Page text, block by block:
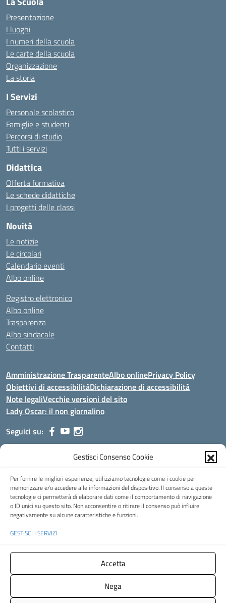
Gestisci Consenso Cookie
Per fornire le migliori esperienze, utilizziamo tecnologie come i cookie per
memorizzare e/o accedere alle informazioni del dispositivo. Il consenso a queste
tecnologie ci permetterà di elaborare dati come il comportamento di navigazione
o ID unici su questo sito. Non acconsentire o ritirare il consenso può influire
negativamente su alcune caratteristiche e funzioni.
GESTISCI I SERVIZI
Accetta
Nega
Presentazione
I luoghi
I numeri della scuola
Le carte della scuola
Organizzazione
La storia
I Servizi
Personale scolastico
Famiglie e studenti
Percorsi di studio
Tutti i servizi
Didattica
Offerta formativa
Le schede didattiche
I progetti delle classi
Novità
Le notizie
Le circolari
Calendario eventi
Albo online
Registro elettronico
Albo online
Trasparenza
Albo sindacale
Contatti
Amministrazione TrasparenteAlbo onlinePrivacy Policy
Obiettivi di accessibilitàDichiarazione di accessibilità
Note legaliVecchie versioni del sito
Lady Oscar: il non giornalino
Seguici su:
Viale Aldo Moro, 51 - 24021 Albino (Bg)
Posta elettronica certificata (PEC):bgis00900b@pec.istruzione.it
Codice fiscale: 95002390169
Codice meccanografico:BGIS00900B
Codice unico di fatturazione (CUF): UFMHLX
Spazio web concesso in uso gratuito daWeb3king, via Pertini 8 ALBINO
Concept & Design by Designers Italia
- Versione del tema: